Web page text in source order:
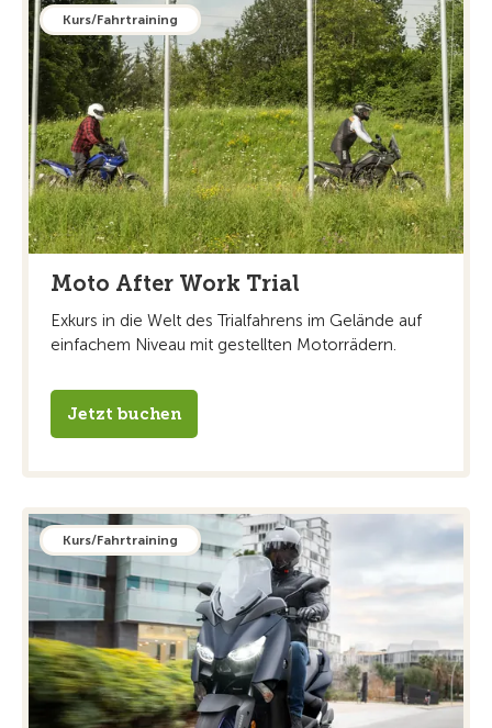
Kurs/Fahrtraining
Moto After Work Trial
Exkurs in die Welt des Trialfahrens im Gelände auf
einfachem Niveau mit gestellten Motorrädern.
Jetzt buchen
Kurs/Fahrtraining